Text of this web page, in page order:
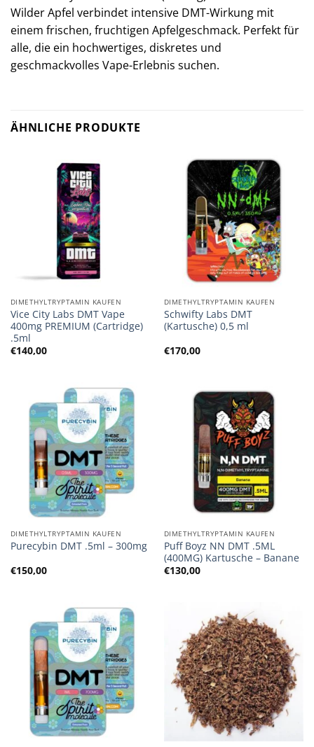
Wilder Apfel verbindet intensive DMT-Wirkung mit
einem frischen, fruchtigen Apfelgeschmack. Perfekt für
alle, die ein hochwertiges, diskretes und
geschmackvolles Vape-Erlebnis suchen.
ÄHNLICHE PRODUKTE
DIMETHYLTRYPTAMIN KAUFEN
Vice City Labs DMT Vape
400mg PREMIUM (Cartridge)
.5ml
€140,00
DIMETHYLTRYPTAMIN KAUFEN
Schwifty Labs DMT
(Kartusche) 0,5 ml
€170,00
DIMETHYLTRYPTAMIN KAUFEN
Purecybin DMT .5ml – 300mg
€150,00
DIMETHYLTRYPTAMIN KAUFEN
Puff Boyz NN DMT .5ML
(400MG) Kartusche – Banane
€130,00